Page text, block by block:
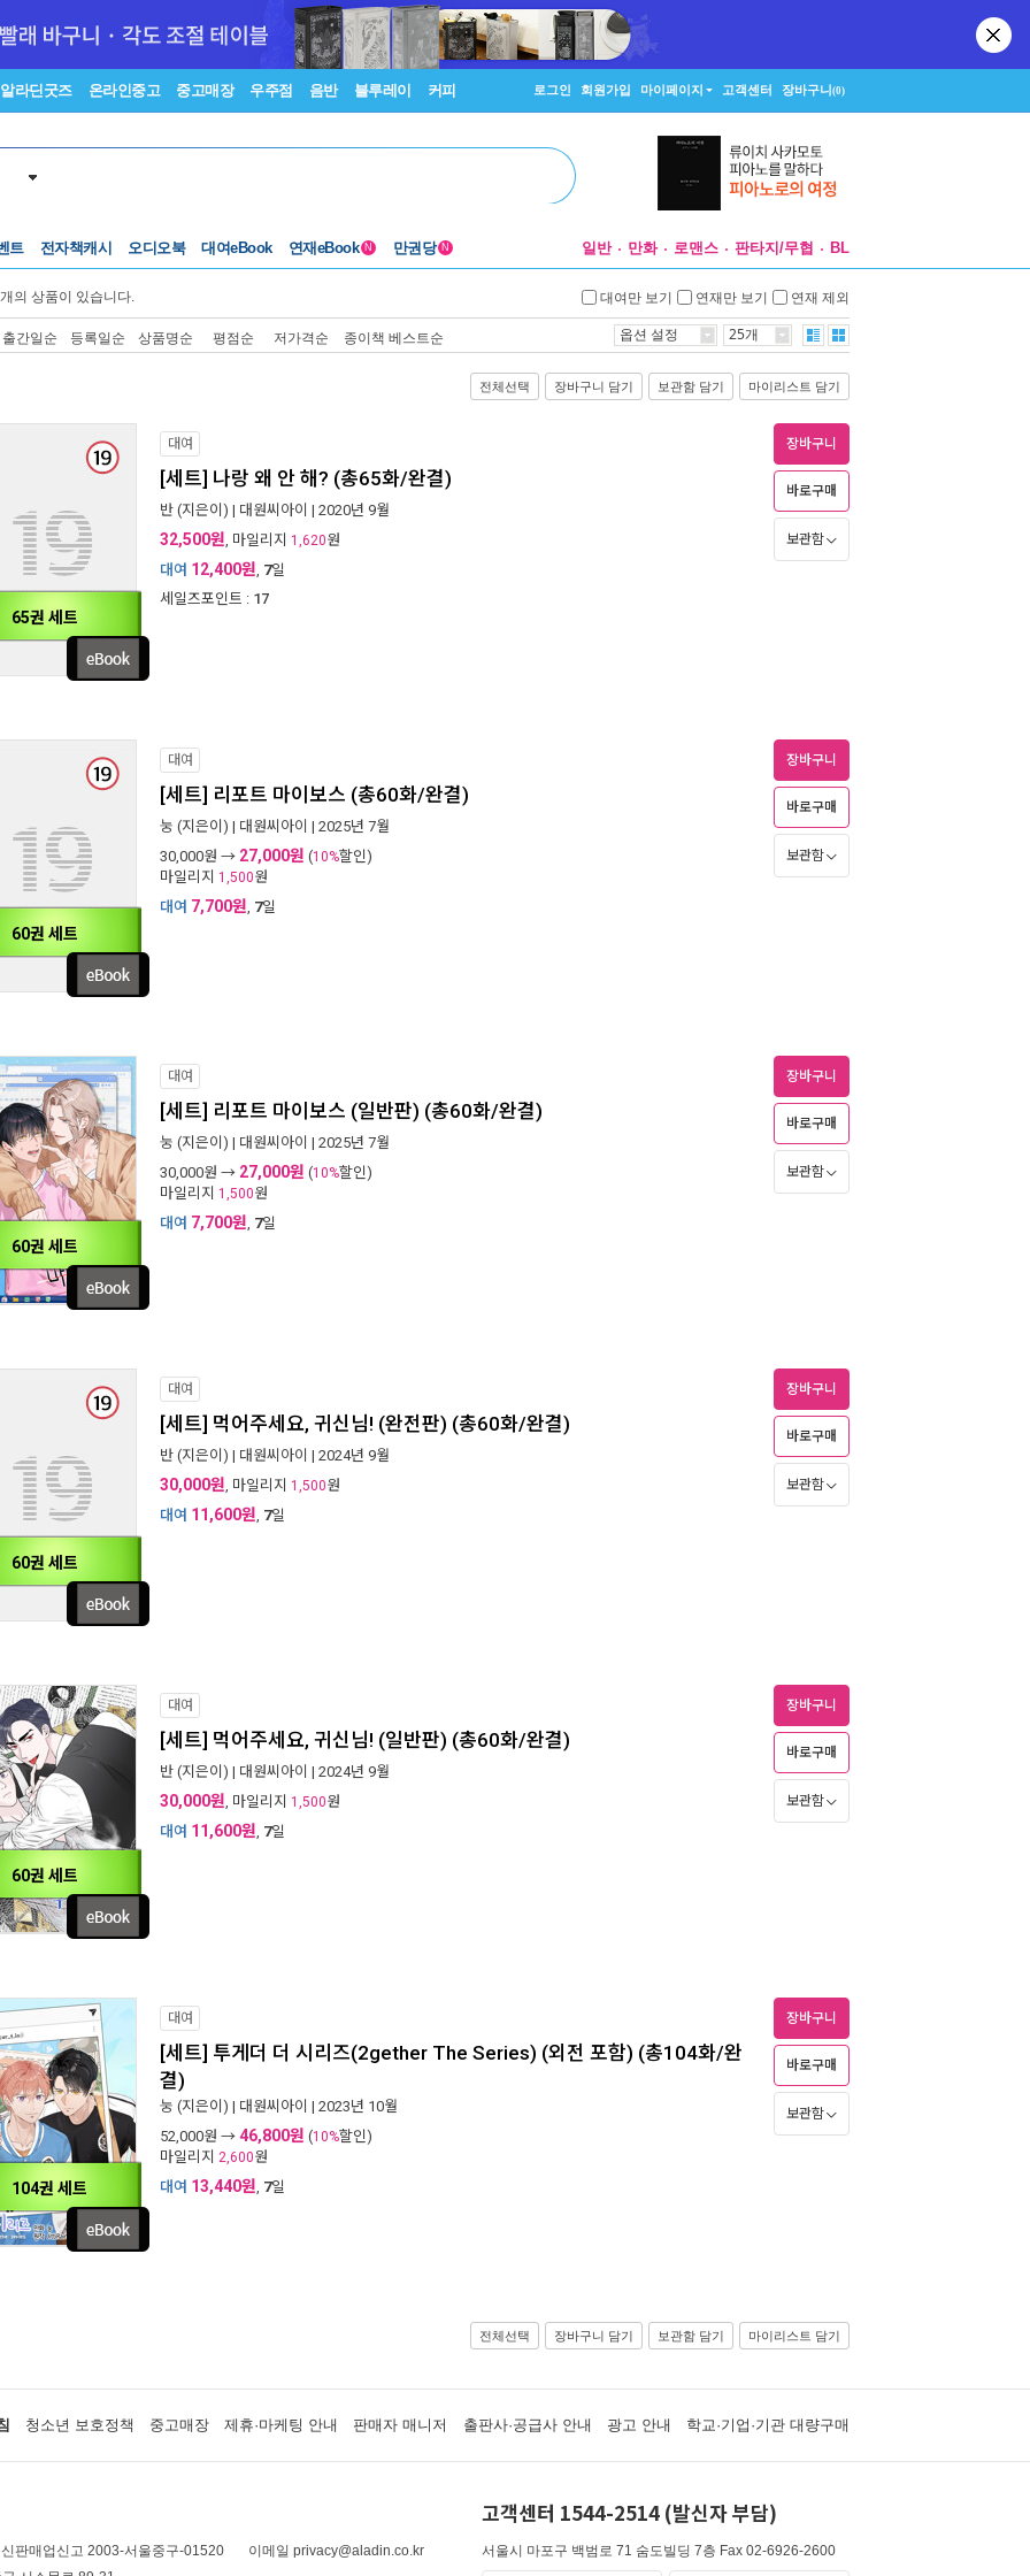
알라딘굿즈 온라인중고 중고매장 우주점 음반 블루레이 커피 로그인 회원가입 마이페이지 고객센터 장바구니(0)
트 전자책캐시 오디오북 대여eBook 연재eBook N 만권당 N 일반 만화 로맨스 판타지/무협 BL
개의 상품이 있습니다. 대여만 보기 연재만 보기 연재 제외
출간일순 등록일순 상품명순 평점순 저가격순 종이책 베스트순 옵션 설정 25개
전체선택 장바구니 담기 보관함 담기 마이리스트 담기
65권 세트
대여
[세트] 나랑 왜 안 해? (총65화/완결)
반 (지은이) | 대원씨아이 | 2020년 9월
32,500원, 마일리지 1,620원
대여 12,400원, 7일
세일즈포인트 : 17
장바구니
바로구매
보관함
60권 세트
대여
[세트] 리포트 마이보스 (총60화/완결)
눙 (지은이) | 대원씨아이 | 2025년 7월
30,000원 → 27,000원 (10%할인)
마일리지 1,500원
대여 7,700원, 7일
장바구니
바로구매
보관함
60권 세트
대여
[세트] 리포트 마이보스 (일반판) (총60화/완결)
눙 (지은이) | 대원씨아이 | 2025년 7월
30,000원 → 27,000원 (10%할인)
마일리지 1,500원
대여 7,700원, 7일
장바구니
바로구매
보관함
60권 세트
대여
[세트] 먹어주세요, 귀신님! (완전판) (총60화/완결)
반 (지은이) | 대원씨아이 | 2024년 9월
30,000원, 마일리지 1,500원
대여 11,600원, 7일
장바구니
바로구매
보관함
60권 세트
대여
[세트] 먹어주세요, 귀신님! (일반판) (총60화/완결)
반 (지은이) | 대원씨아이 | 2024년 9월
30,000원, 마일리지 1,500원
대여 11,600원, 7일
장바구니
바로구매
보관함
104권 세트
대여
[세트] 투게더 더 시리즈(2gether The Series) (외전 포함) (총104화/완
결)
눙 (지은이) | 대원씨아이 | 2023년 10월
52,000원 → 46,800원 (10%할인)
마일리지 2,600원
대여 13,440원 7일
장바구니
바로구매
보관함
전체선택 장바구니 담기 보관함 담기 마이리스트 담기
청소년 보호정책 중고매장 제휴·마케팅 안내 판매자 매니저 출판사·공급사 안내 광고 안내 학교·기업·기관 대량구매
판매업신고 2003-서울중구-01520
이메일 privacy@aladin.co.kr
고객센터 1544-2514 (발신자 부담)
서울시 마포구 백범로 71 숨도빌딩 7층 Fax 02-6926-2600